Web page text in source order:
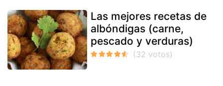
Las mejores recetas de
albóndigas (carne,
pescado y verduras)